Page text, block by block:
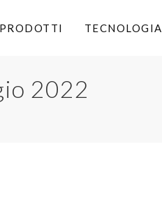
PRODOTTI TECNOLOGIA
2022